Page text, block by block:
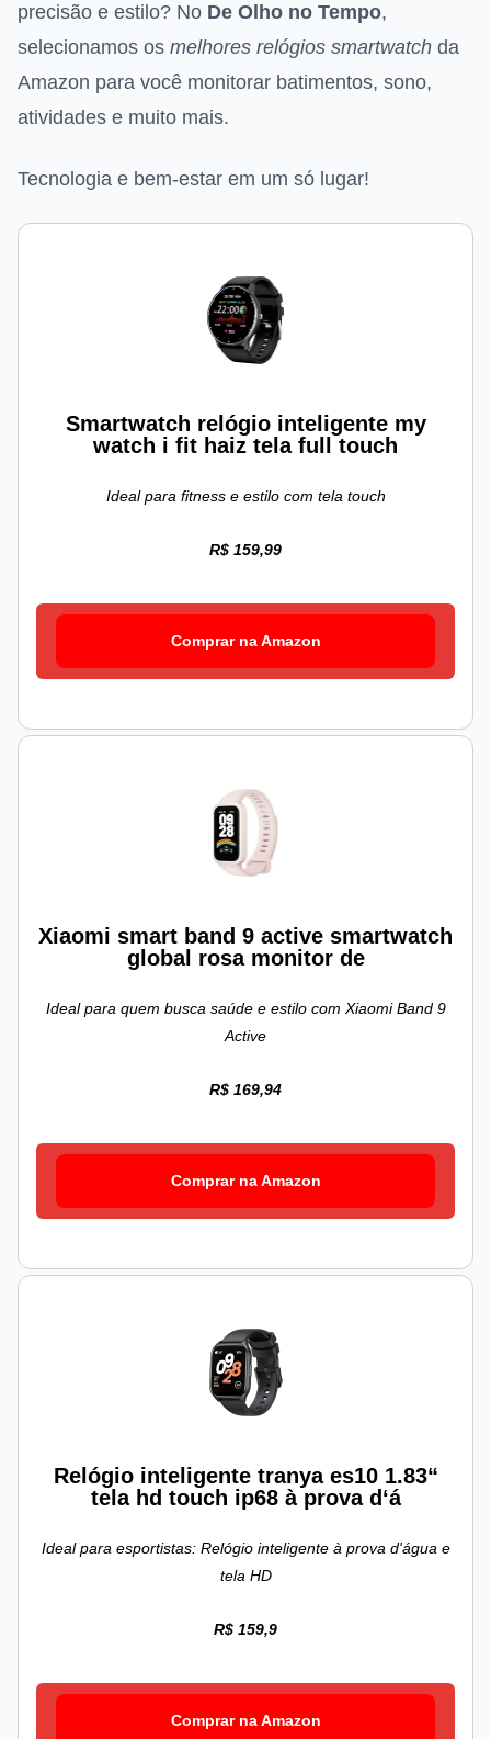
precisão e estilo? No De Olho no Tempo,
selecionamos os melhores relógios smartwatch da
Amazon para você monitorar batimentos, sono,
atividades e muito mais.
Tecnologia e bem-estar em um só lugar!
Smartwatch relógio inteligente my
watch i fit haiz tela full touch
Ideal para fitness e estilo com tela touch
R$ 159,99
Comprar na Amazon
Xiaomi smart band 9 active smartwatch
global rosa monitor de
Ideal para quem busca saúde e estilo com Xiaomi Band 9
Active
R$ 169,94
Comprar na Amazon
Relógio inteligente tranya es10 1.83“
tela hd touch ip68 à prova d‘á
Ideal para esportistas: Relógio inteligente à prova d'água e
tela HD
R$ 159,9
Comprar na Amazon